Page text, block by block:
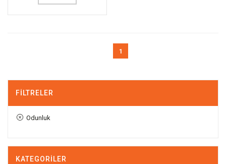
1
FILTRELER
Odunluk
KATEGORILER